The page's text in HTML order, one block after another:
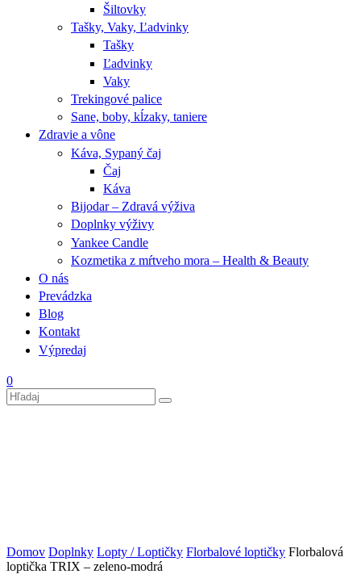
Šiltovky
Tašky, Vaky, Ľadvinky
Tašky
Ľadvinky
Vaky
Trekingové palice
Sane, boby, kĺzaky, taniere
Zdravie a vône
Káva, Sypaný čaj
Čaj
Káva
Bijodar – Zdravá výživa
Doplnky výživy
Yankee Candle
Kozmetika z mŕtveho mora – Health & Beauty
O nás
Prevádzka
Blog
Kontakt
Výpredaj
0
Domov Doplnky Lopty / Loptičky Florbalové loptičky Florbalová
loptička TRIX – zeleno-modrá